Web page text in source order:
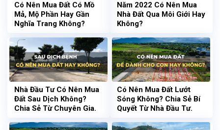
Có Nên Mua Đất Có Mồ
Mả, Mộ Phần Hay Gần
Nghĩa Trang Không?
Năm 2022 Có Nên Mua
Nhà Đất Qua Môi Giới Hay
Không?
Nhà Đầu Tư Có Nên Mua
Đất Sau Dịch Không?
Chia Sẻ Từ Chuyên Gia.
Có Nên Mua Đất Lướt
Sóng Không? Chia Sẻ Bí
Quyết Từ Nhà Đầu Tư.